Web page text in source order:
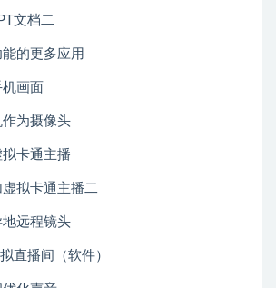
文档二
的更多应用
画面
为摄像头
卡通主播
拟卡通主播二
远程镜头
直播间（软件）